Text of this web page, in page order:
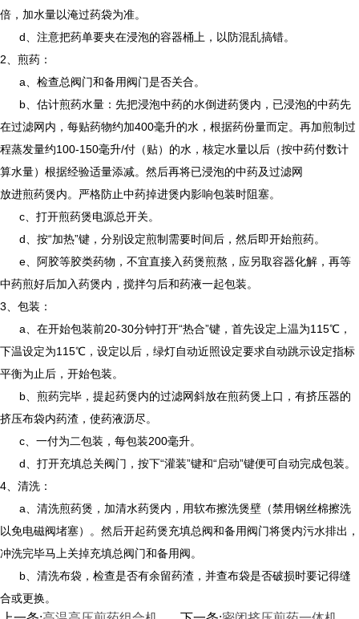
倍，加水量以淹过药袋为准。
d、注意把药单要夹在浸泡的容器桶上，以防混乱搞错。
2、煎药：
a、检查总阀门和备用阀门是否关合。
b、估计煎药水量：先把浸泡中药的水倒进药煲内，已浸泡的中药先
在过滤网内，每贴药物约加400毫升的水，根据药份量而定。再加煎制过
程蒸发量约100-150毫升/付（贴）的水，核定水量以后（按中药付数计
算水量）根据经验适量添减。然后再将已浸泡的中药及过滤网
放进煎药煲内。严格防止中药掉进煲内影响包装时阻塞。
c、打开煎药煲电源总开关。
d、按“加热”键，分别设定煎制需要时间后，然后即开始煎药。
e、阿胶等胶类药物，不宜直接入药煲煎熬，应另取容器化解，再等
中药煎好后加入药煲内，搅拌匀后和药液一起包装。
3、包装：
a、在开始包装前20-30分钟打开“热合”键，首先设定上温为115℃，
下温设定为115℃，设定以后，绿灯自动近照设定要求自动跳示设定指标
平衡为止后，开始包装。
b、煎药完毕，提起药煲内的过滤网斜放在煎药煲上口，有挤压器的
挤压布袋内药渣，使药液沥尽。
c、一付为二包装，每包装200毫升。
d、打开充填总关阀门，按下“灌装”键和“启动”键便可自动完成包装。
4、清洗：
a、清洗煎药煲，加清水药煲内，用软布擦洗煲壁（禁用钢丝棉擦洗
以免电磁阀堵塞）。然后开起药煲充填总阀和备用阀门将煲内污水排出，
冲洗完毕马上关掉充填总阀门和备用阀。
b、清洗布袋，检查是否有余留药渣，并查布袋是否破损时要记得缝
合或更换。